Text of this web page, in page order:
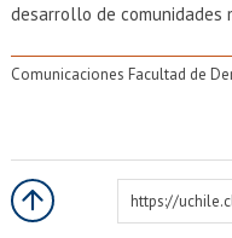
desarrollo de comunidades
Comunicaciones Facultad de
https://